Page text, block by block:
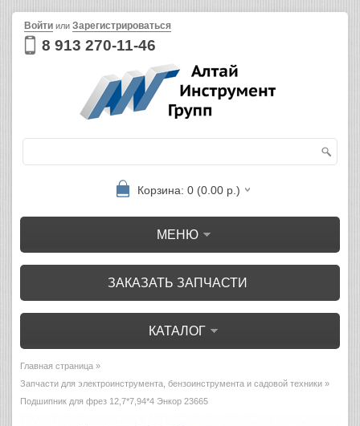
8 913 270-11-46
Войти или Зарегистрироваться
Корзина: 0 (0.00 р.)
МЕНЮ
ЗАКАЗАТЬ ЗАПЧАСТИ
КАТАЛОГ
Главная страница »
Запчасти для электроинструмента, бензоинструмента и садовой техники »
Подшипник для фрез 12,7*7,94*4 Энкор 23665